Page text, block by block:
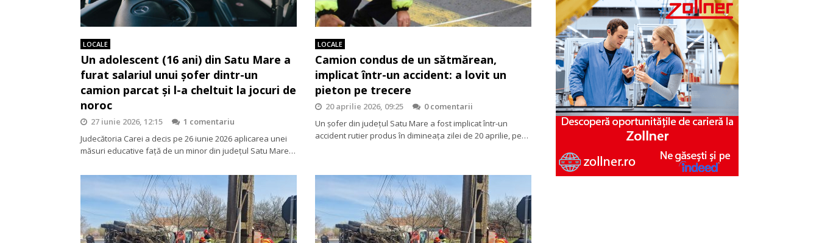
LOCALE
Un adolescent (16 ani) din Satu Mare a
furat salariul unui șofer dintr-un
camion parcat și l-a cheltuit la jocuri de
noroc
27 iunie 2026, 12:15
1 comentariu
Judecătoria Carei a decis pe 26 iunie 2026 aplicarea unei
măsuri educative față de un minor din județul Satu Mare…
LOCALE
Camion condus de un sătmărean,
implicat într-un accident: a lovit un
pieton pe trecere
20 aprilie 2026, 09:25
0 comentarii
Un șofer din județul Satu Mare a fost implicat într-un
accident rutier produs în dimineața zilei de 20 aprilie, pe…